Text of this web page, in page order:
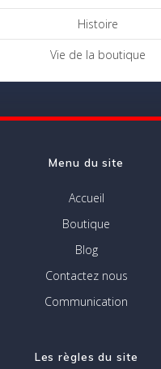
Histoire
Vie de la boutique
Menu du site
Accueil
Boutique
Blog
Contactez nous
Communication
Les règles du site